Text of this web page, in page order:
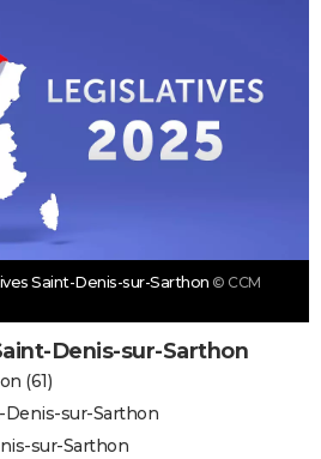
Saint-Denis-sur-Sarthon © CCM
Denis-sur-Sarthon
(61)
Denis-sur-Sarthon
sur-Sarthon